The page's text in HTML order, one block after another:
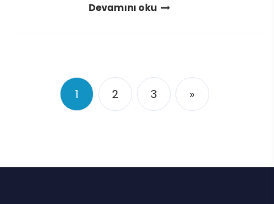
Devamını oku
1 2 3 »